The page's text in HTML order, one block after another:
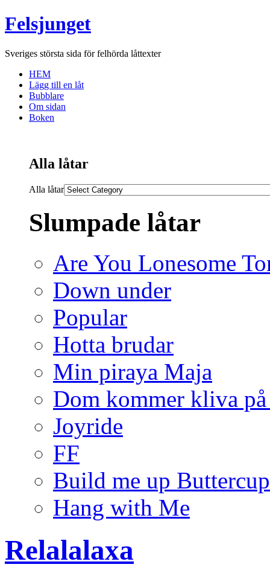
Felsjunget
Sveriges största sida för felhörda låttexter
HEM
Lägg till en låt
Bubblare
Om sidan
Boken
Alla låtar
Alla låtar
Slumpade låtar
Are You Lonesome
Down under
Popular
Hotta brudar
Min piraya Maja
Dom kommer kliva
Joyride
FF
Build me up Buttercup
Hang with Me
Relalalaxa